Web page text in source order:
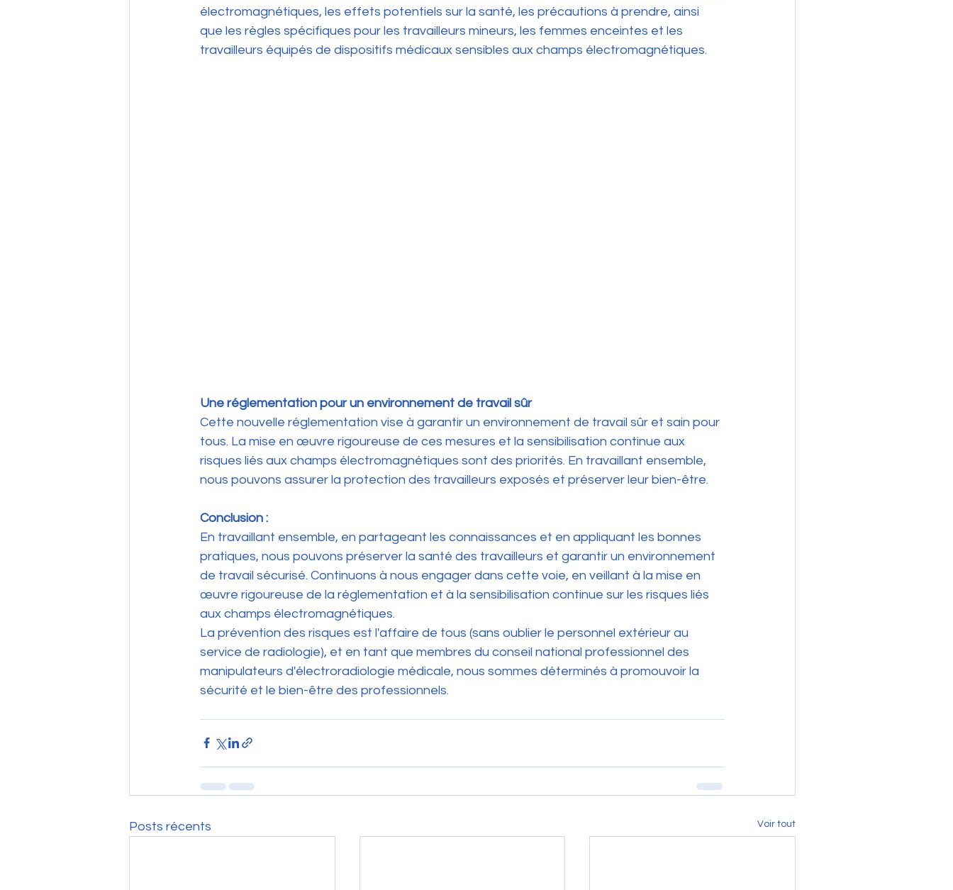
électromagnétiques, les effets potentiels sur la santé, les précautions à prendre, ainsi
que les règles spécifiques pour les travailleurs mineurs, les femmes enceintes et les
travailleurs équipés de dispositifs médicaux sensibles aux champs électromagnétiques.
Une réglementation pour un environnement de travail sûr
Cette nouvelle réglementation vise à garantir un environnement de travail sûr et sain pour
tous. La mise en œuvre rigoureuse de ces mesures et la sensibilisation continue aux
risques liés aux champs électromagnétiques sont des priorités. En travaillant ensemble,
nous pouvons assurer la protection des travailleurs exposés et préserver leur bien-être.
Conclusion :
En travaillant ensemble, en partageant les connaissances et en appliquant les bonnes
pratiques, nous pouvons préserver la santé des travailleurs et garantir un environnement
de travail sécurisé. Continuons à nous engager dans cette voie, en veillant à la mise en
œuvre rigoureuse de la réglementation et à la sensibilisation continue sur les risques liés
aux champs électromagnétiques.
La prévention des risques est l'affaire de tous (sans oublier le personnel extérieur au
service de radiologie), et en tant que membres du conseil national professionnel des
manipulateurs d'électroradiologie médicale, nous sommes déterminés à promouvoir la
sécurité et le bien-être des professionnels.
Posts récents Voir tout